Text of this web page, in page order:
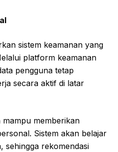
sistem keamanan yang
platform keamanan
pengguna tetap
secara aktif di latar
mampu memberikan
Sistem akan belajar
sehingga rekomendasi